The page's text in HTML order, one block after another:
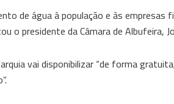
de água à população e às
o presidente da Câmara de Albufeira,
vai disponibilizar “de forma